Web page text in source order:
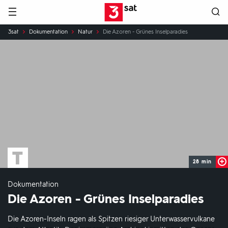
Hauptnavigation 3SAT
Sie
sind
3sat Dokumentation Natur Die Azoren - Grünes Inselparadies
28 min
Dokumentation
Die Azoren - Grünes Inselparadies
Die Azoren-Inseln ragen als Spitzen riesiger Unterwasservulkane